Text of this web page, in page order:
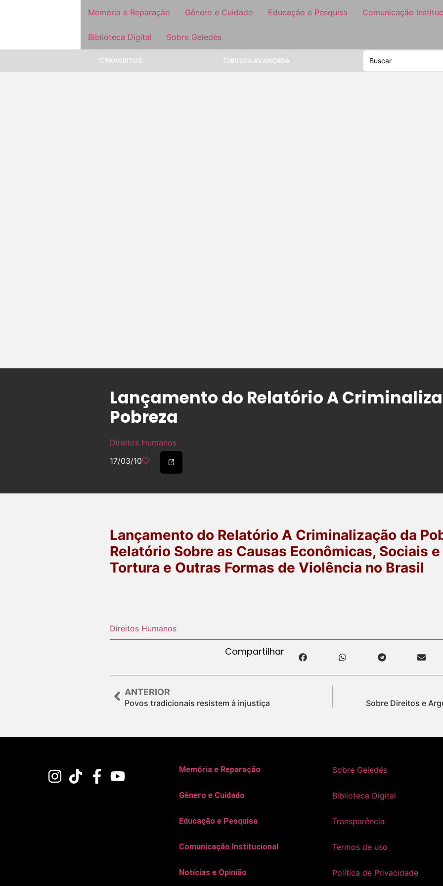
Memória e Reparação Gênero e Cuidado Educação e Pesquisa Comunicação
Biblioteca Digital Sobre Geledés
FAVORITOS BUSCA AVANÇADA
Lançamento do Relatório A
Pobreza
Direitos Humanos
17/03/10
Lançamento do Relatório A Criminalização da
Relatório Sobre as Causas Econômicas, Sociais
Tortura e Outras Formas de Violência no Brasil
Direitos Humanos
Compartilhar
ANTERIOR
Povos tradicionais resistem à injustiça Sobre Direitos e
Memória e Reparação
Gênero e Cuidado
Educação e Pesquisa
Comunicação Institucional
Notícias e Opinião
Sobre Geledés
Biblioteca Digital
Transparência
Termos de uso
Política de Privacidade